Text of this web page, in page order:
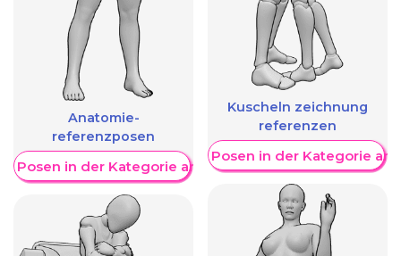
Anatomie-
referenzposen
Posen in der Kategorie anzeigen
Kuscheln zeichnung
referenzen
Weitere Posen in der Kategorie